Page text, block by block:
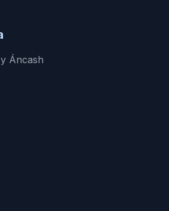
Áncash